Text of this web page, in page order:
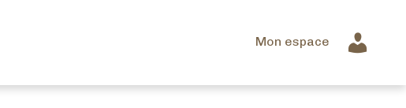
Mon espace